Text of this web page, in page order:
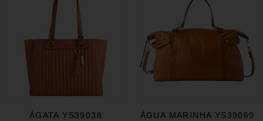
ÁGATA YS39038 ÁGUA MARINHA YS39069